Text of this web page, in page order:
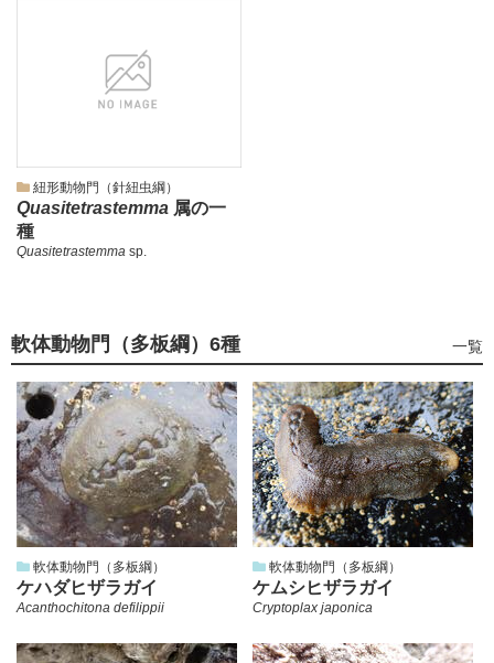
紐形動物門（針紐虫綱）
Quasitetrastemma 属の一
種
Quasitetrastemma sp.
軟体動物門（多板綱） 6種
軟
体
動
物
門
（多
板
綱）
の
一覧
軟体動物門（多板綱）
ケハダヒザラガイ
Acanthochitona defilippii
軟体動物門（多板綱）
ケムシヒザラガイ
Cryptoplax japonica